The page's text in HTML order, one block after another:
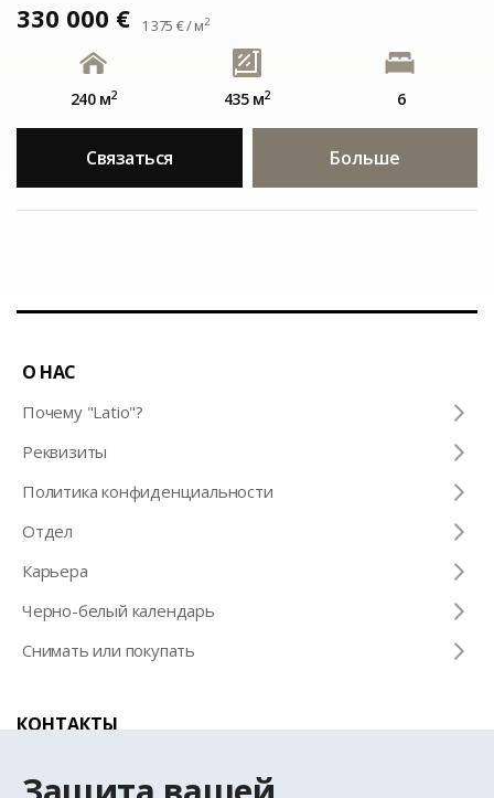
330 000 € 1 375 € / м2
240 м2 435 м2 6
Связаться Больше
О НАС
Почему "Latio"?
Pеквизиты
Политика конфиденциальности
Отдел
Карьера
Черно-белый календарь
Снимать или покупать
КОНТАКТЫ